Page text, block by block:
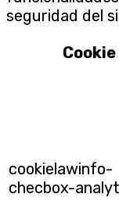
seguridad del
Cookie
cookielawinfo-
checbox-